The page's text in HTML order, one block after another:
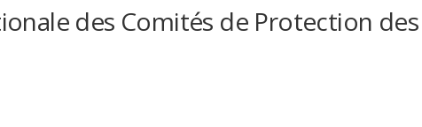
des Comités de Protection des